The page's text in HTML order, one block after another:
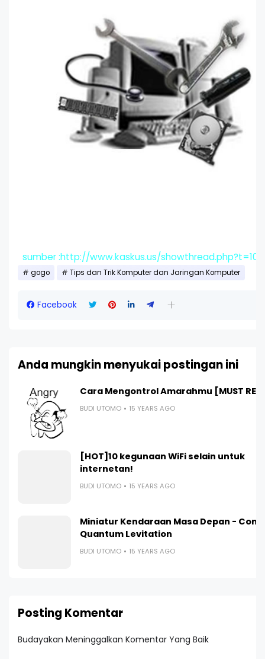
sumber :http://www.kaskus.us/
gogo Tips dan Trik Komputer dan Jaringan Komputer
Facebook
Anda mungkin menyukai postingan ini
Cara Mengontrol Amarahmu [MUST
BUDI UTOMO 15 YEARS AGO
[HOT]10 kegunaan WiFi selain untuk
internetan!
BUDI UTOMO 15 YEARS AGO
Miniatur Kendaraan Masa Depan -
Quantum Levitation
BUDI UTOMO 15 YEARS AGO
Posting Komentar
Budayakan Meninggalkan Komentar Yang Baik